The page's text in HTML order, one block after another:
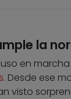
la
en marcha
. Desde ese
visto